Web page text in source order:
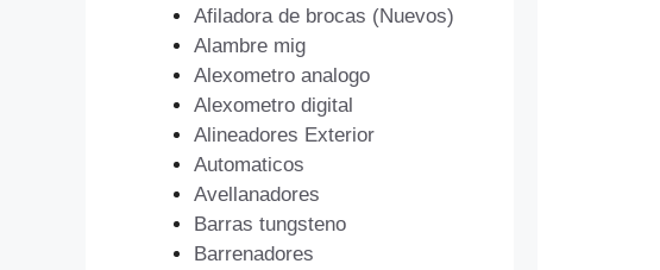
Afiladora de brocas (Nuevos)
Alambre mig
Alexometro analogo
Alexometro digital
Alineadores Exterior
Automaticos
Avellanadores
Barras tungsteno
Barrenadores